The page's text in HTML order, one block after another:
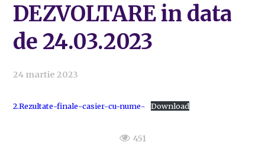
DEZVOLTARE in data
de 24.03.2023
24 martie 2023
2.Rezultate-finale-casier-cu-nume- Download
451